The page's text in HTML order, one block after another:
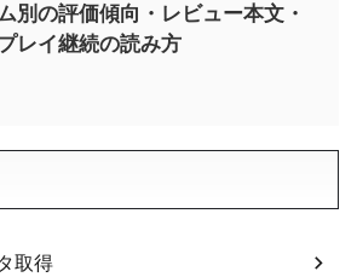
別の評価傾向・レビュー本文・
レイ継続の読み方
取得